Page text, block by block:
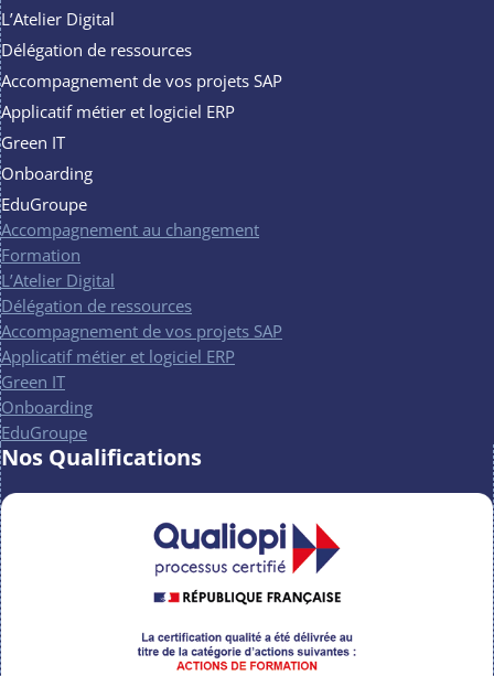
L’Atelier Digital
Délégation de ressources
Accompagnement de vos projets SAP
Applicatif métier et logiciel ERP
Green IT
Onboarding
EduGroupe
Accompagnement au changement
Formation
L’Atelier Digital
Délégation de ressources
Accompagnement de vos projets SAP
Applicatif métier et logiciel ERP
Green IT
Onboarding
EduGroupe
Nos Qualifications